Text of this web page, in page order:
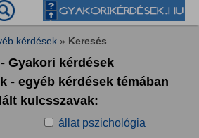
kérdések » Keresés
Gyakori kérdések
- egyéb kérdések témában
kulcsszavak:
állat pszichológia